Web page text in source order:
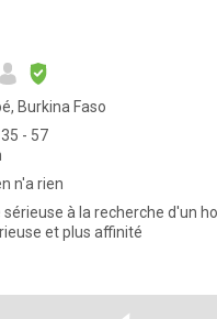
Burkina Faso
- 57
n'a rien
à la recherche d'un
et plus affinité